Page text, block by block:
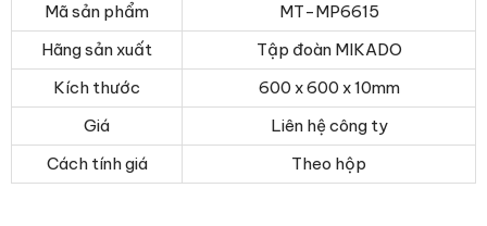
Mã sản phẩm
MT-MP6615
Hãng sản xuất
Tập đoàn MIKADO
Kích thước
600 x 600 x 10mm
Giá
Liên hệ công ty
Cách tính giá
Theo hộp